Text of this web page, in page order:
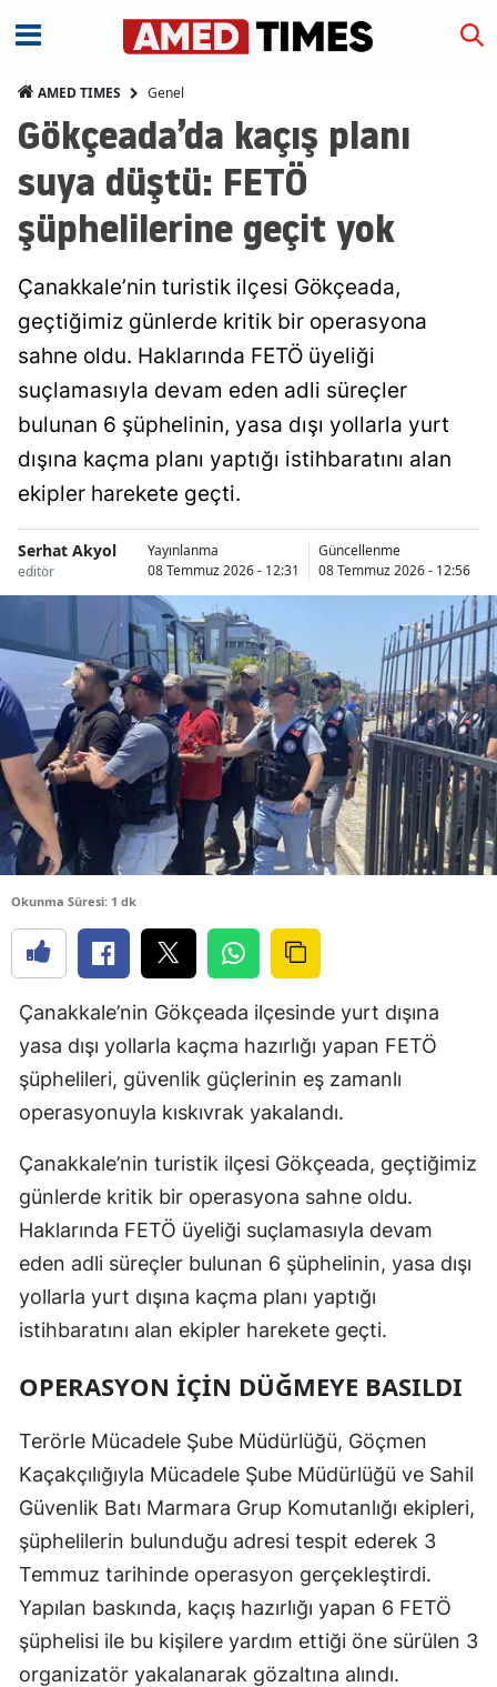
AMED TIMES Genel
Gökçeada’da kaçış planı
suya düştü: FETÖ
şüphelilerine geçit yok
Çanakkale’nin turistik ilçesi Gökçeada,
geçtiğimiz günlerde kritik bir operasyona
sahne oldu. Haklarında FETÖ üyeliği
suçlamasıyla devam eden adli süreçler
bulunan 6 şüphelinin, yasa dışı yollarla yurt
dışına kaçma planı yaptığı istihbaratını alan
ekipler harekete geçti.
Serhat Akyol
editör
Yayınlanma
08 Temmuz 2026 - 12:31
Güncellenme
08 Temmuz 2026 - 12:56
Okunma Süresi: 1 dk
Çanakkale’nin Gökçeada ilçesinde yurt dışına
yasa dışı yollarla kaçma hazırlığı yapan FETÖ
şüphelileri, güvenlik güçlerinin eş zamanlı
operasyonuyla kıskıvrak yakalandı.
Çanakkale’nin turistik ilçesi Gökçeada, geçtiğimiz
günlerde kritik bir operasyona sahne oldu.
Haklarında FETÖ üyeliği suçlamasıyla devam
eden adli süreçler bulunan 6 şüphelinin, yasa dışı
yollarla yurt dışına kaçma planı yaptığı
istihbaratını alan ekipler harekete geçti.
OPERASYON IÇIN DÜĞMEYE BASILDI
Terörle Mücadele Şube Müdürlüğü, Göçmen
Kaçakçılığıyla Mücadele Şube Müdürlüğü ve Sahil
Güvenlik Batı Marmara Grup Komutanlığı ekipleri,
şüphelilerin bulunduğu adresi tespit ederek 3
Temmuz tarihinde operasyon gerçekleştirdi.
Yapılan baskında, kaçış hazırlığı yapan 6 FETÖ
şüphelisi ile bu kişilere yardım ettiği öne sürülen 3
organizatör yakalanarak gözaltına alındı.